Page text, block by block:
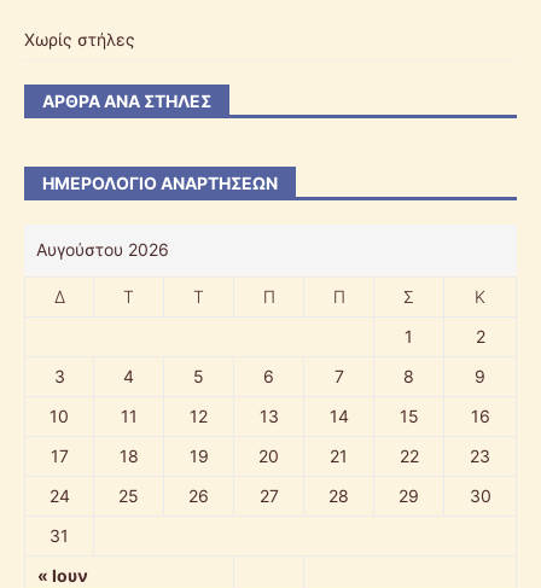
Χωρίς στήλες
ΆΡΘΡΑ ΑΝΆ ΣΤΉΛΕΣ
ΗΜΕΡΟΛΌΓΙΟ ΑΝΑΡΤΉΣΕΩΝ
Αυγούστου 2026
Δ Τ Τ Π Π Σ Κ
« Ιουν
1
2
3
4 5 6 7 8
9
10
11 12 13 14 15
16
17
18 19 20 21 22
23
24
25 26 27 28 29
30
31